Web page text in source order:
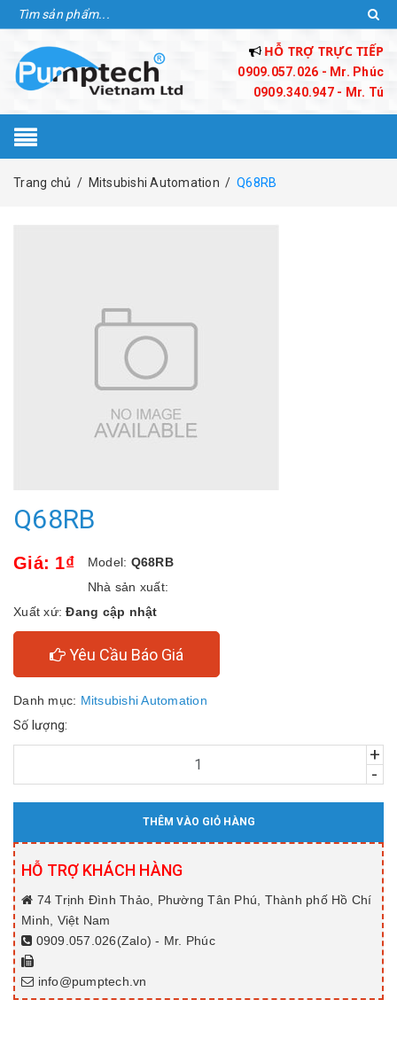
HỖ TRỢ TRỰC TIẾP
0909.057.026 - Mr. Phúc
0909.340.947 - Mr. Tú
Trang chủ / Mitsubishi Automation / Q68RB
Q68RB
Giá: 1₫ Model: Q68RB
Nhà sản xuất:
Xuất xứ:Đang cập nhật
Yêu Cầu Báo Giá
Danh mục: Mitsubishi Automation
Số lượng:
+
-
THÊM VÀO GIỎ HÀNG
HỖ TRỢ KHÁCH HÀNG
74 Trịnh Đình Thảo, Phường Tân Phú, Thành phố Hồ Chí
Minh, Việt Nam
0909.057.026(Zalo) - Mr. Phúc
info@pumptech.vn